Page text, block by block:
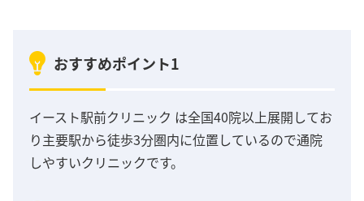
おすすめポイント1
イースト駅前クリニック は全国40院以上展開してお
り主要駅から徒歩3分圏内に位置しているので通院
しやすいクリニックです。